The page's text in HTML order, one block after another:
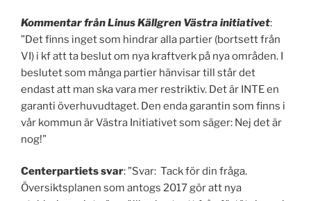
Kommentar från Linus Källgren Västra initiativet:
”Det finns inget som hindrar alla partier (bortsett från
VI) i kf att ta beslut om nya kraftverk på nya områden. I
beslutet som många partier hänvisar till står det
endast att man ska vara mer restriktiv. Det är INTE en
garanti överhuvudtaget. Den enda garantin som finns i
vår kommun är Västra Initiativet som säger: Nej det är
nog!”
Centerpartiets svar: ”Svar: Tack för din fråga.
Översiktsplanen som antogs 2017 gör att nya